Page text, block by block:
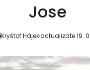
Jose
Kryštof Hájekactualizate 19.
Continuați cu